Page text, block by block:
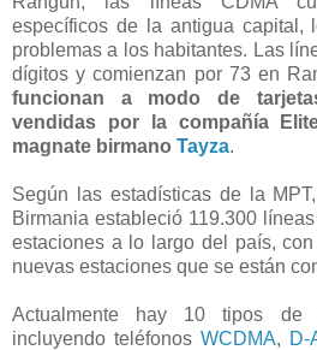
específicos de la antigua capital,
problemas a los habitantes. Las
dígitos y comienzan por 73 en
funcionan a modo de
vendidas por la compañía
magnate birmano Tayza.
Según las estadísticas de la
Birmania estableció 119.300
estaciones a lo largo del país,
nuevas estaciones que se están
Actualmente hay 10 tipos
incluyendo teléfonos WCDMA, D-